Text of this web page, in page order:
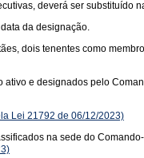
deverá ser substituído
da designação.
dois tenentes como
e designados pelo
Lei 21792 de 06/12/2023)
na sede do